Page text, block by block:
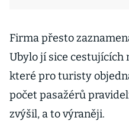
Firma přesto
Ubylo jí sice cestujících
které pro turisty
počet pasažérů
zvýšil, a to výraněji.